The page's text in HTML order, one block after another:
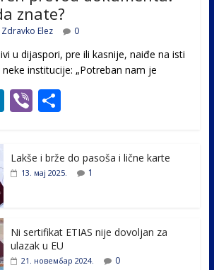
znate?
Zdravko Elez 0
u dijaspori, pre ili kasnije, naiđe na isti
institucije: „Potreban nam je
Li
e
Vi
er
S
ar
e
Lakše i brže do pasoša i lične karte
13. мај 2025. 1
Ni sertifikat ETIAS nije dovoljan za
ulazak u EU
21. новембар 2024. 0